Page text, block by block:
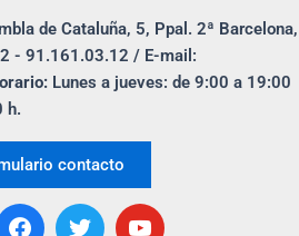
de Cataluña, 5, Ppal. 2ª Barcelona,
- 91.161.03.12 / E-mail:
Lunes a jueves: de 9:00 a 19:00
h.
contacto